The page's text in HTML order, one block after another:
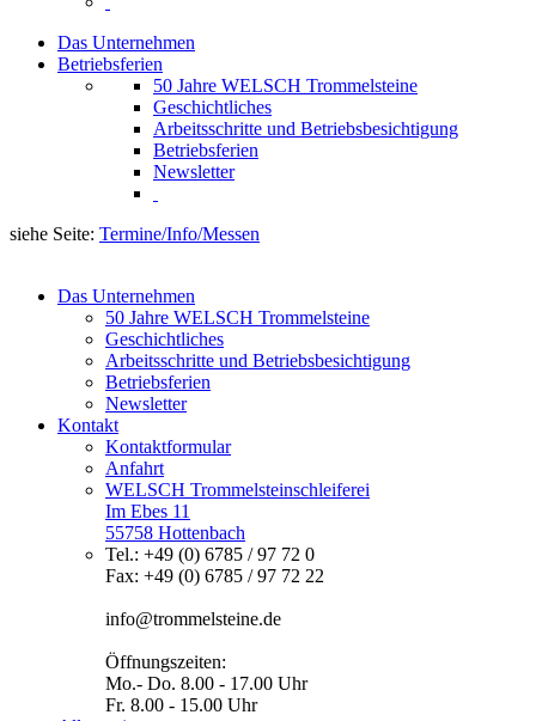
Das Unternehmen
Betriebsferien
50 Jahre WELSCH Trommelsteine
Geschichtliches
Arbeitsschritte und Betriebsbesichtigung
Betriebsferien
Newsletter
siehe Seite: Termine/Info/Messen
Das Unternehmen
50 Jahre WELSCH Trommelsteine
Geschichtliches
Arbeitsschritte und Betriebsbesichtigung
Betriebsferien
Newsletter
Kontakt
Kontaktformular
Anfahrt
WELSCH Trommelsteinschleiferei
Im Ebes 11
55758 Hottenbach
Tel.: +49 (0) 6785 / 97 72 0
Fax: +49 (0) 6785 / 97 72 22
info@trommelsteine.de
Öffnungszeiten:
Mo.- Do. 8.00 - 17.00 Uhr
Fr. 8.00 - 15.00 Uhr